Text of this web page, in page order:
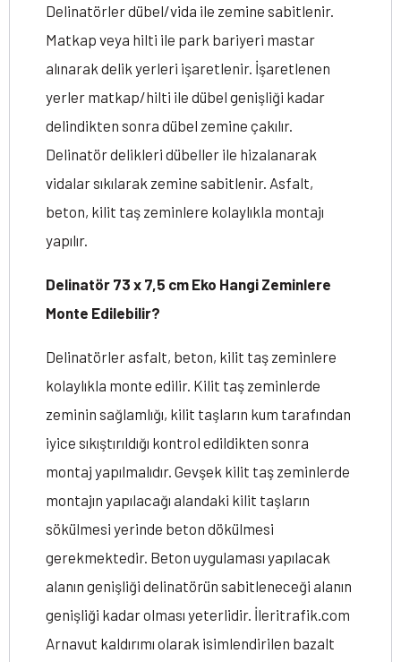
Delinatörler dübel/vida ile zemine sabitlenir.
Matkap veya hilti ile park bariyeri mastar
alınarak delik yerleri işaretlenir. İşaretlenen
yerler matkap/hilti ile dübel genişliği kadar
delindikten sonra dübel zemine çakılır.
Delinatör delikleri dübeller ile hizalanarak
vidalar sıkılarak zemine sabitlenir. Asfalt,
beton, kilit taş zeminlere kolaylıkla montajı
yapılır.
Delinatör 73 x 7,5 cm Eko Hangi Zeminlere
Monte Edilebilir?
Delinatörler asfalt, beton, kilit taş zeminlere
kolaylıkla monte edilir. Kilit taş zeminlerde
zeminin sağlamlığı, kilit taşların kum tarafından
iyice sıkıştırıldığı kontrol edildikten sonra
montaj yapılmalıdır. Gevşek kilit taş zeminlerde
montajın yapılacağı alandaki kilit taşların
sökülmesi yerinde beton dökülmesi
gerekmektedir. Beton uygulaması yapılacak
alanın genişliği delinatörün sabitleneceği alanın
genişliği kadar olması yeterlidir. İleritrafik.com
Arnavut kaldırımı olarak isimlendirilen bazalt